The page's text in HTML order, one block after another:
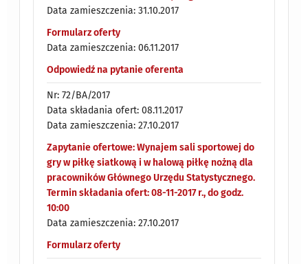
Data zamieszczenia: 31.10.2017
Formularz oferty
Data zamieszczenia: 06.11.2017
Odpowiedź na pytanie oferenta
Nr: 72/BA/2017
Data składania ofert: 08.11.2017
Data zamieszczenia: 27.10.2017
Zapytanie ofertowe: Wynajem sali sportowej do
gry w piłkę siatkową i w halową piłkę nożną dla
pracowników Głównego Urzędu Statystycznego.
Termin składania ofert: 08-11-2017 r., do godz.
10:00
Data zamieszczenia: 27.10.2017
Formularz oferty